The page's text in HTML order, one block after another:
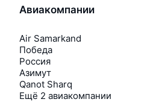
Авиакомпании
Air Samarkand
Победа
Россия
Азимут
Qanot Sharq
Ещё 2 авиакомпании